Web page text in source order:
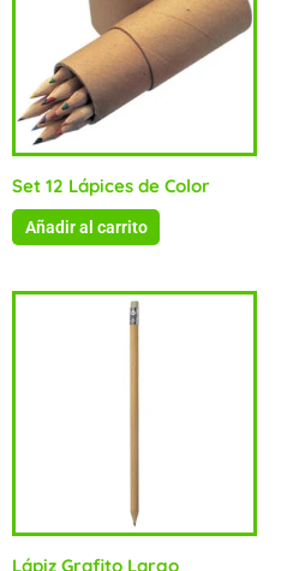
Set 12 Lápices de Color
Añadir al carrito
Lápiz Grafito Largo